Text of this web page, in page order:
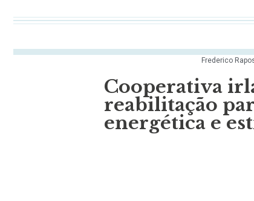
Frederico
Cooperativa
reabilitação
energética e